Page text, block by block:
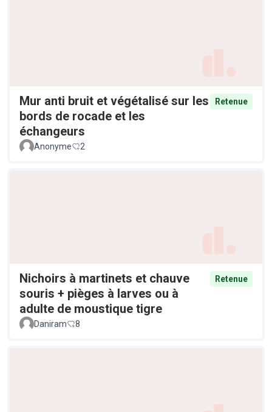
Mur anti bruit et végétalisé sur les
bords de rocade et les
échangeurs
Retenue
Anonyme 2
Nichoirs à martinets et chauve
souris + pièges à larves ou à
adulte de moustique tigre
Retenue
Daniram 8